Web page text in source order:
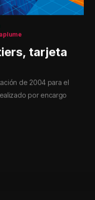
tarjeta
de 2004 para el
por encargo